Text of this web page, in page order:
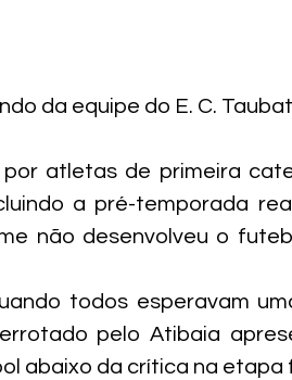
da equipe do E. C.
atletas de primeira
a pré-temporada
não desenvolveu o
todos esperavam
pelo Atibaia
abaixo da crítica na etapa